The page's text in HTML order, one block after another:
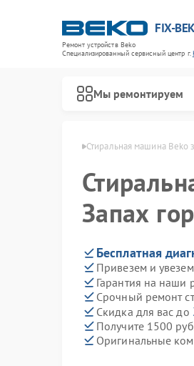
FIX-
Ремонт устройств Beko
Специализированный cервисный центр г.
Мы ремонтируем
в Калининграде Стиральная машина Beko
Запах
Бесплатная
Привезем и
Гарантия на наши
Срочный ремонт
Скидка для вас до
Получите 1500
Оригинальные